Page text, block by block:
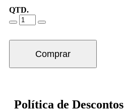
QTD.
Comprar
Política de Descontos